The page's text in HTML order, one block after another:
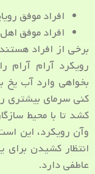
افراد موفق
افراد موفق
برخی از افراد
رویکرد آرام
بخواهی وارد آب یخ
کنی سرمای بیشتری
کشد تا با محیط
وآن رویکرد، این
انتظار کشیدن برای
عاطفی دارد.